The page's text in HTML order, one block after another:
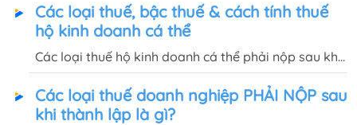
Các loại thuế, bậc thuế & cách tính thuế
hộ kinh doanh cá thể
Các loại thuế hộ kinh doanh cá thể phải nộp sau khi
thành lập là gì? Cách tính thuế khoán hộ kinh doanh
như thế nào? Quốc Việt sẽ hướng dẫn tại bài viết
này.
Các loại thuế doanh nghiệp PHẢI NỘP sau
khi thành lập là gì?